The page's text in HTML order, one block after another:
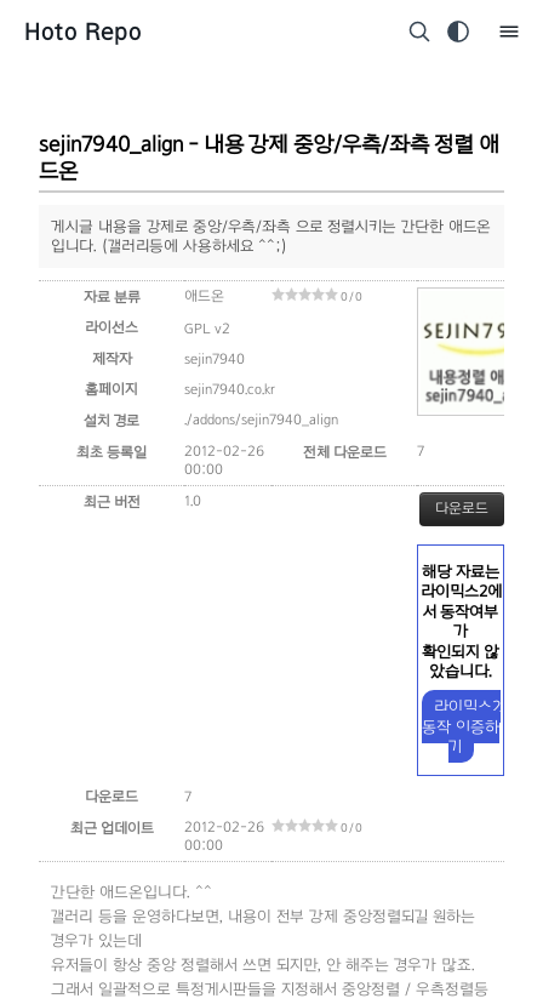
Hoto Repo
sejin7940_align - 내용 강제 중앙/우측/좌측 정렬 애
드온
게시글 내용을 강제로 중앙/우측/좌측 으로 정렬시키는 간단한 애드온
입니다. (갤러리등에 사용하세요 ^^;)
자료 분류 애드온 0 / 0
라이선스
GPL v2
제작자
sejin7940
홈페이지
sejin7940.co.kr
설치 경로
./addons/sejin7940_align
최초 등록일
2012-02-26
00:00
전체 다운로드 7
최근 버전 1.0 다운로드
해당 자료는
라이믹스2에
서 동작여부
가
확인되지 않
았습니다.
라이믹스2
동작 인증하
기
다운로드
7
최근 업데이트
2012-02-26
00:00
0 / 0
간단한 애드온입니다. ^^
갤러리 등을 운영하다보면, 내용이 전부 강제 중앙정렬되길 원하는
경우가 있는데
유저들이 항상 중앙 정렬해서 쓰면 되지만, 안 해주는 경우가 많죠.
그래서 일괄적으로 특정게시판들을 지정해서 중앙정렬 / 우측정렬등